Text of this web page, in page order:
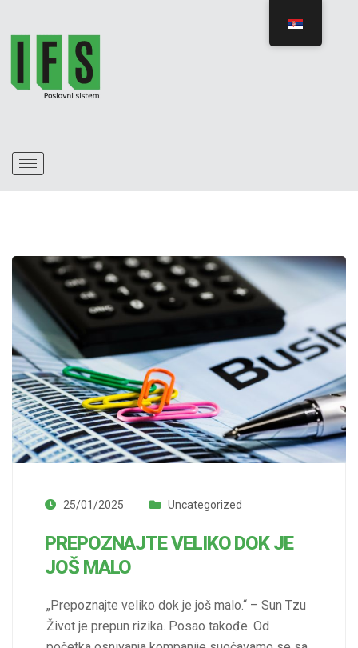
25/01/2025 Uncategorized
PREPOZNAJTE VELIKO DOK JE
JOŠ MALO
„Prepoznajte veliko dok je još malo.“ – Sun Tzu
Život je prepun rizika. Posao takođe. Od